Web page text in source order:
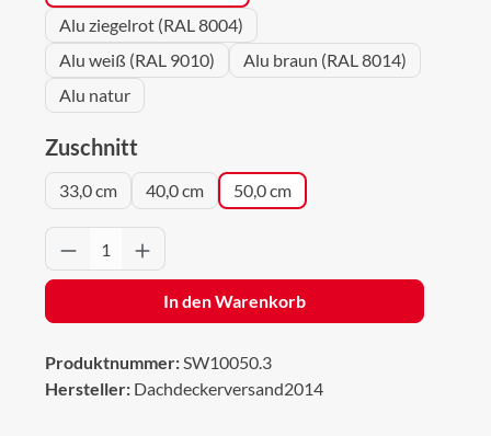
Alu ziegelrot (RAL 8004)
Alu weiß (RAL 9010)
Alu braun (RAL 8014)
Alu natur
Zuschnitt
33,0 cm 40,0 cm 50,0 cm
Produkt Anzahl: Gib den gewünschten
In den Warenkorb
Produktnummer:SW10050.3
Hersteller: Dachdeckerversand2014